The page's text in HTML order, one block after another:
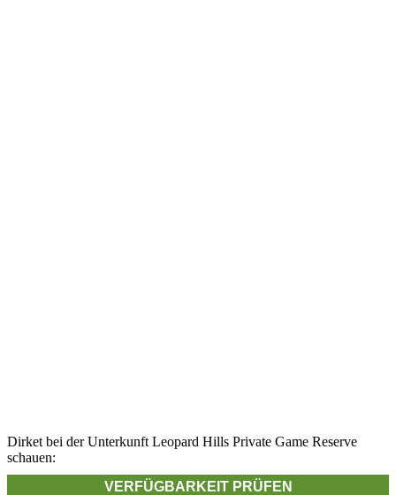
Dirket bei der Unterkunft Leopard Hills Private Game Reserve
schauen:
VERFÜGBARKEIT PRÜFEN